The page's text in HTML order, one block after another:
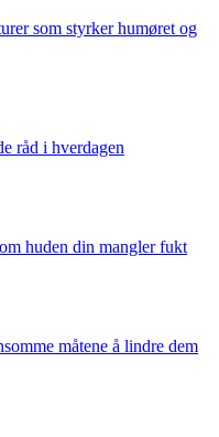
som styrker humøret og
råd i hverdagen
huden din mangler fukt
måtene å lindre dem